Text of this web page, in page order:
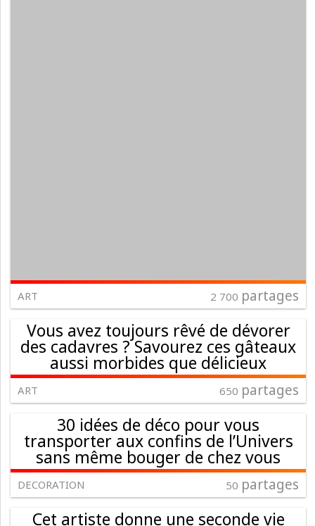
ART 2 700 partages
Vous avez toujours rêvé de dévorer
des cadavres ? Savourez ces gâteaux
aussi morbides que délicieux
ART 650 partages
30 idées de déco pour vous
transporter aux confins de l’Univers
sans même bouger de chez vous
DECORATION 50 partages
Cet artiste donne une seconde vie